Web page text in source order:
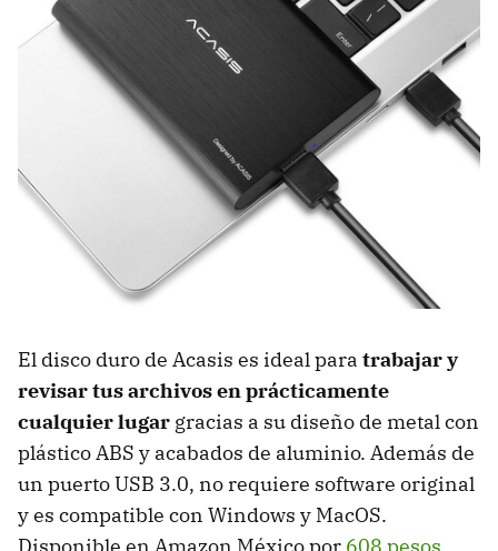
El disco duro de Acasis es ideal para trabajar y
revisar tus archivos en prácticamente
cualquier lugar gracias a su diseño de metal con
plástico ABS y acabados de aluminio. Además de
un puerto USB 3.0, no requiere software original
y es compatible con Windows y MacOS.
Disponible en Amazon México por 608 pesos.